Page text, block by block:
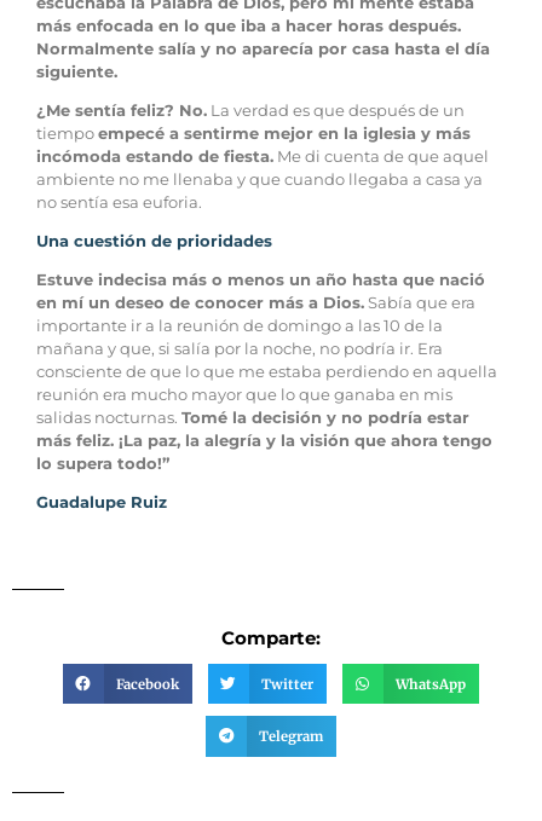
más enfocada en lo que iba a hacer horas después.
Normalmente salía y no aparecía por casa hasta el día
siguiente.
¿Me sentía feliz? No. La verdad es que después de un
tiempoempecé a sentirme mejor en la iglesia y más
incómoda estando de fiesta. Me di cuenta de que aquel
ambiente no me llenaba y que cuando llegaba a casa ya
no sentía esa euforia.
Una cuestión de prioridades
Estuve indecisa más o menos un año hasta que nació
en mí un deseo de conocer más a Dios.Sabía que era
importante ir a la reunión de domingo a las 10 de la
mañana y que, si salía por la noche, no podría ir. Era
consciente de que lo que me estaba perdiendo en aquella
reunión era mucho mayor que lo que ganaba en mis
salidas nocturnas. Tomé la decisión y no podría estar
más feliz. ¡La paz, la alegría y la visión que ahora tengo
lo supera todo!”
Guadalupe Ruiz
Comparte:
Facebook Twitter WhatsApp
Telegram